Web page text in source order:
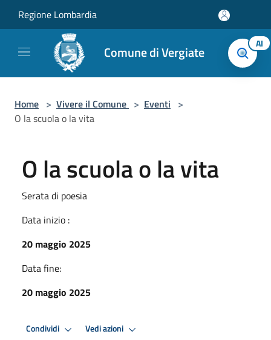
Regione Lombardia
Comune di Vergiate AI
Home > Vivere il Comune > Eventi >
O la scuola o la vita
O la scuola o la vita
Serata di poesia
Data inizio :
20 maggio 2025
Data fine:
20 maggio 2025
Condividi Vedi azioni